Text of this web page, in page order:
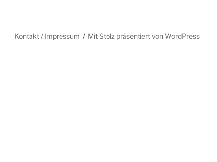
Kontakt / Impressum Mit Stolz präsentiert von WordPress